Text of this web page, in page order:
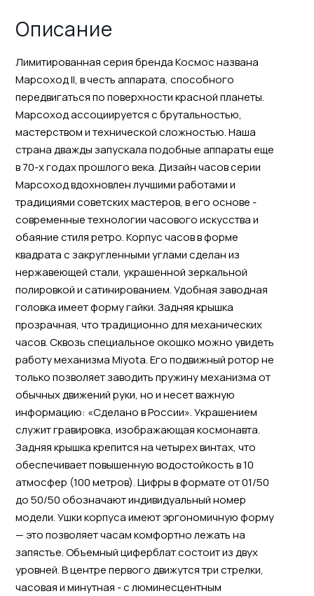
Описание
Лимитированная серия бренда Космос названа
Марсоход II, в честь аппарата, способного
передвигаться по поверхности красной планеты.
Марсоход ассоциируется с брутальностью,
мастерством и технической сложностью. Наша
страна дважды запускала подобные аппараты еще
в 70-х годах прошлого века. Дизайн часов серии
Марсоход вдохновлен лучшими работами и
традициями советских мастеров, в его основе -
современные технологии часового искусства и
обаяние стиля ретро. Корпус часов в форме
квадрата с закругленными углами сделан из
нержавеющей стали, украшенной зеркальной
полировкой и сатинированием. Удобная заводная
головка имеет форму гайки. Задняя крышка
прозрачная, что традиционно для механических
часов. Сквозь специальное окошко можно увидеть
работу механизма Miyota. Его подвижный ротор не
только позволяет заводить пружину механизма от
обычных движений руки, но и несет важную
информацию: «Сделано в России». Украшением
служит гравировка, изображающая космонавта.
Задняя крышка крепится на четырех винтах, что
обеспечивает повышенную водостойкость в 10
атмосфер (100 метров). Цифры в формате от 01/50
до 50/50 обозначают индивидуальный номер
модели. Ушки корпуса имеют эргономичную форму
— это позволяет часам комфортно лежать на
запястье. Объемный циферблат состоит из двух
уровней. В центре первого движутся три стрелки,
часовая и минутная - с люминесцентным